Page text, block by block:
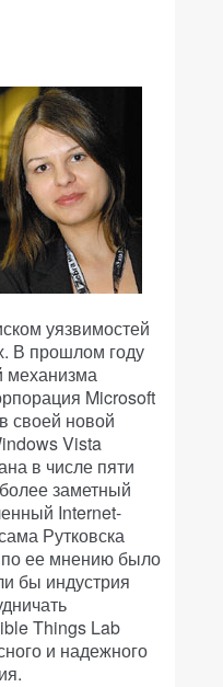
уязвимостей
В прошлом году
механизма
Microsoft
своей новой
Vista
в числе пяти
заметный
Internet-
Рутковска
по ее мнению было
бы индустрия
Things Lab
и надежного